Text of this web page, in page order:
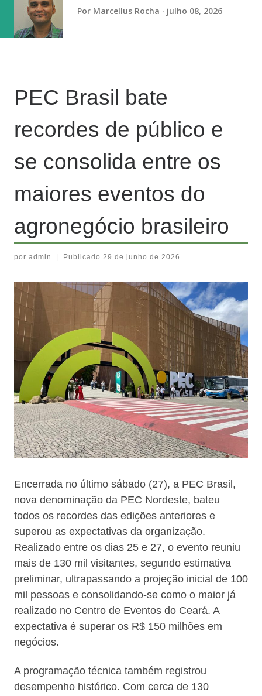
vaga na referência do ataque, com...
Por Marcellus Rocha julho 08, 2026
PEC Brasil bate
recordes de público e
se consolida entre os
maiores eventos do
agronegócio brasileiro
por admin Publicado 29 de junho de 2026
Encerrada no último sábado (27), a PEC Brasil,
nova denominação da PEC Nordeste, bateu
todos os recordes das edições anteriores e
superou as expectativas da organização.
Realizado entre os dias 25 e 27, o evento reuniu
mais de 130 mil visitantes, segundo estimativa
preliminar, ultrapassando a projeção inicial de 100
mil pessoas e consolidando-se como o maior já
realizado no Centro de Eventos do Ceará. A
expectativa é superar os R$ 150 milhões em
negócios.
A programação técnica também registrou
desempenho histórico. Com cerca de 130